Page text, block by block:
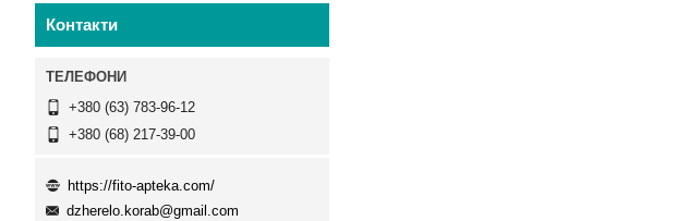
Контакти
+380 (63) 783-96-12
+380 (68) 217-39-00
https://fito-apteka.com/
dzherelo.korab@gmail.com